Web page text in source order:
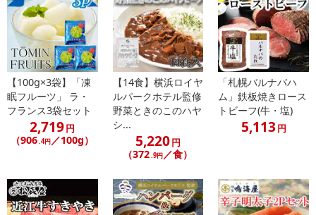
ンクまとめて支払い、楽天ペイ、メルペイ、AEON Pay、Amazon
Payでお支払いの場合、決済のため外部サイトへ遷移します。
※予約商品は決済手段ごとに定められた決済期限日にお支払いを完
了することがございます。ご了承いただいたうえでお申し込みくだ
さい。
【配送伝票番号について】
※配送形態がメール便の商品については、商品の発送完了後、配送
伝票番号がマイページに表示されない場合もございます。
※配送日時の指定が可能な商品の場合、商品によってご指定できる
配送日、配送時間が異なる可能性がございます。
【100g×3袋】「凍
眠フルーツ」 ラ・
フランス3袋セット
2,719円
（906.4円／100g）
【14食】横浜ロイヤ
ルパークホテル監修
野菜ときのこのハヤ
シ...
5,220円
（372.9円／食）
「札幌バルナバハ
ム」鉄板焼きロース
トビーフ(牛・塩)
5,113円